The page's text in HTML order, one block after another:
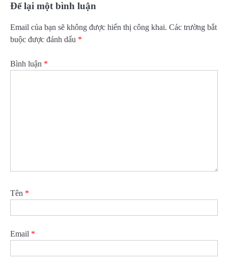
Để lại một bình luận
Email của bạn sẽ không được hiển thị công khai. Các trường bắt
buộc được đánh dấu *
Bình luận *
Tên *
Email *